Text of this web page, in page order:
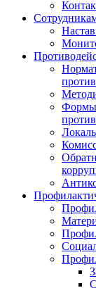
Формы